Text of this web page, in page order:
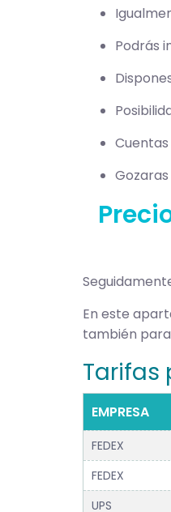
Podrás
En este
también
Tarifas
EMPRESA
FEDEX
FEDEX
UPS